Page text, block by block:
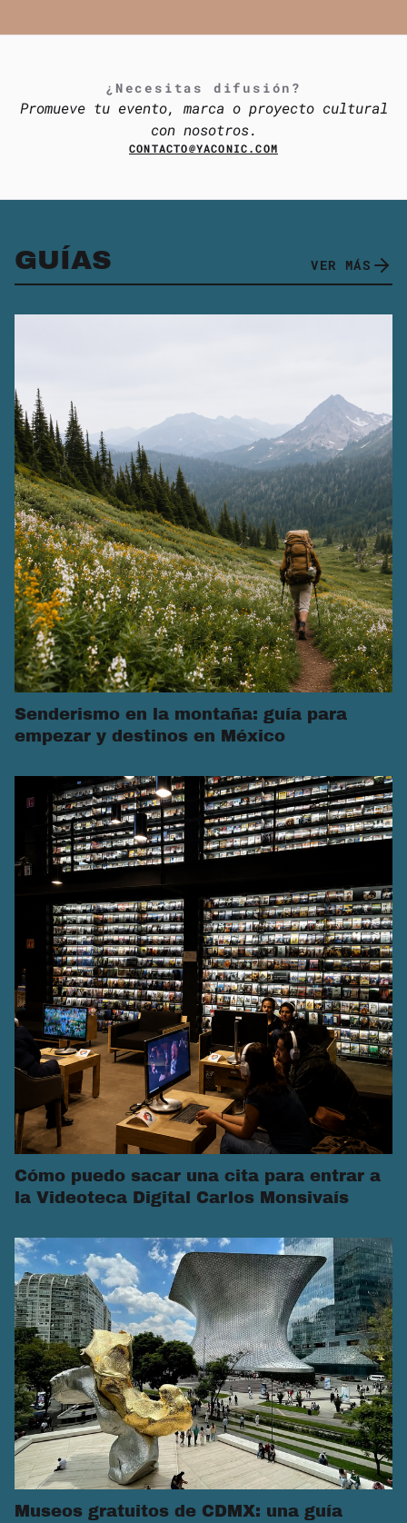
¿Necesitas difusión?
Promueve tu evento, marca o proyecto cultural
con nosotros.
CONTACTO@YACONIC.COM
GUÍAS VER MÁS
Senderismo en la montaña: guía para
empezar y destinos en México
Cómo puedo sacar una cita para entrar a
la Videoteca Digital Carlos Monsivaís
Museos gratuitos de CDMX: una guía